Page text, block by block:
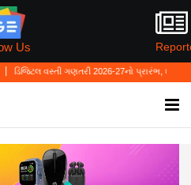
Us
ગણતરી 2026-27નો પ્રારંભ, ઘર બેઠા આજે જ